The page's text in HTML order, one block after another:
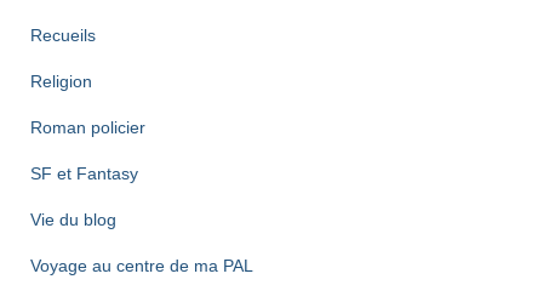
Recueils
Religion
Roman policier
SF et Fantasy
Vie du blog
Voyage au centre de ma PAL